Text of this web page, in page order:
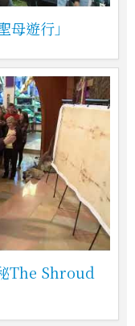
遊行」
The Shroud